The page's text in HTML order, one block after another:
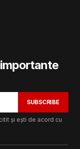
SUBSCRIBE
și ești de acord cu